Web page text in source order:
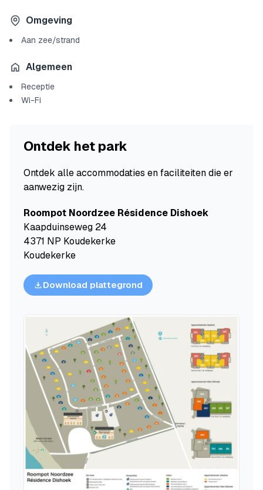
Omgeving
Aan zee/strand
Algemeen
Receptie
Wi-Fi
Ontdek het park
Ontdek alle accommodaties en faciliteiten die er
aanwezig zijn.
Roompot Noordzee Résidence Dishoek
Kaapduinseweg 24
4371 NP Koudekerke
Koudekerke
Download plattegrond